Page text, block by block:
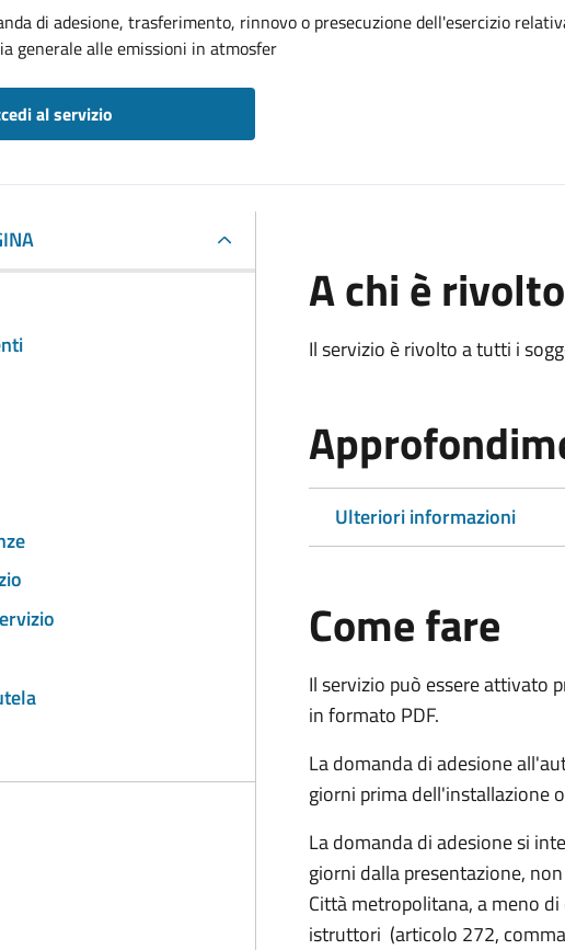
di adesione, trasferimento, rinnovo o presecuzione dell'esercizio
generale alle emissioni in atmosfer
al servizio
A chi è rivolto
Il servizio è rivolto a tutti i
Ulteriori informazioni
Come fare
Il servizio può essere attivato
in formato PDF.
La domanda di adesione
giorni primadell'installazione
La domanda di adesione si
giorni dalla presentazione,
Città metropolitana, a meno
istruttori (articolo 272,